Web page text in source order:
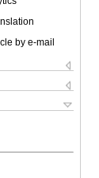
by e-mail